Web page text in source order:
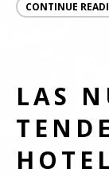
CONTINUE
LAS